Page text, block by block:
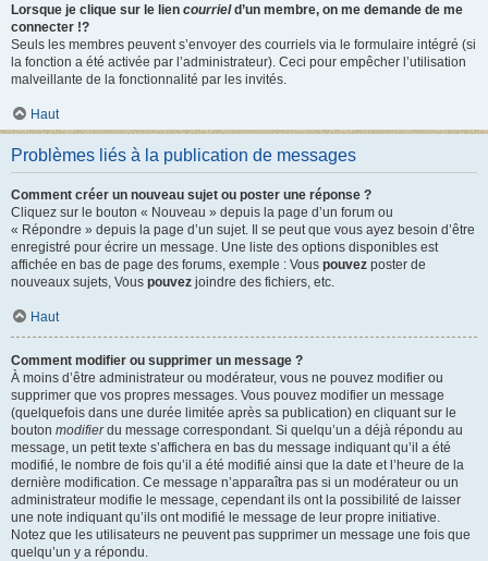
Lorsque je clique sur le lien courrield’un membre, on me demande de me
connecter !?
Seuls les membres peuvent s’envoyer des courriels via le formulaire intégré (si
la fonction a été activée par l’administrateur). Ceci pour empêcher l’utilisation
malveillante de la fonctionnalité par les invités.
Haut
Problèmes liés à la publication de messages
Comment créer un nouveau sujet ou poster une réponse ?
Cliquez sur le bouton « Nouveau » depuis la page d’un forum ou
« Répondre » depuis la page d’un sujet. Il se peut que vous ayez besoin d’être
enregistré pour écrire un message. Une liste des options disponibles est
affichée en bas de page des forums, exemple : Vous pouvez poster de
nouveaux sujets, Vous pouvez joindre des fichiers, etc.
Haut
Comment modifier ou supprimer un message ?
À moins d’être administrateur ou modérateur, vous ne pouvez modifier ou
supprimer que vos propres messages. Vous pouvez modifier un message
(quelquefois dans une durée limitée après sa publication) en cliquant sur le
bouton modifierdu message correspondant. Si quelqu’un a déjà répondu au
message, un petit texte s’affichera en bas du message indiquant qu’il a été
modifié, le nombre de fois qu’il a été modifié ainsi que la date et l’heure de la
dernière modification. Ce message n’apparaîtra pas si un modérateur ou un
administrateur modifie le message, cependant ils ont la possibilité de laisser
une note indiquant qu’ils ont modifié le message de leur propre initiative.
Notez que les utilisateurs ne peuvent pas supprimer un message une fois que
quelqu’un y a répondu.